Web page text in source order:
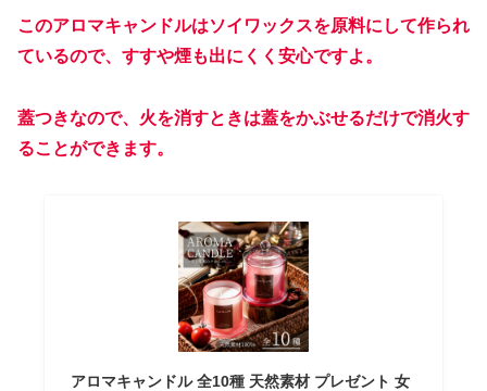
このアロマキャンドルはソイワックスを原料にして作られ
ているので、すすや煙も出にくく安心ですよ。
蓋つきなので、火を消すときは蓋をかぶせるだけで消火す
ることができます。
アロマキャンドル 全10種 天然素材 プレゼント 女